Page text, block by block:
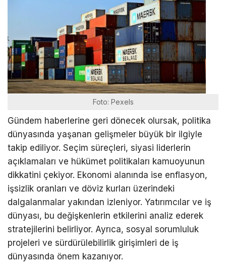
Foto: Pexels
Gündem haberlerine geri dönecek olursak, politika
dünyasında yaşanan gelişmeler büyük bir ilgiyle
takip ediliyor. Seçim süreçleri, siyasi liderlerin
açıklamaları ve hükümet politikaları kamuoyunun
dikkatini çekiyor. Ekonomi alanında ise enflasyon,
işsizlik oranları ve döviz kurları üzerindeki
dalgalanmalar yakından izleniyor. Yatırımcılar ve iş
dünyası, bu değişkenlerin etkilerini analiz ederek
stratejilerini belirliyor. Ayrıca, sosyal sorumluluk
projeleri ve sürdürülebilirlik girişimleri de iş
dünyasında önem kazanıyor.